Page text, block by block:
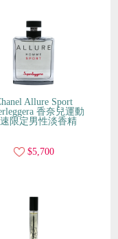
Allure Sport
香奈兒運動
限定男性淡香精
$5,700